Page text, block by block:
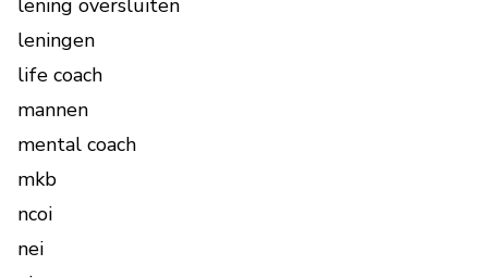
leningen
life coach
mannen
mental coach
mkb
ncoi
nei